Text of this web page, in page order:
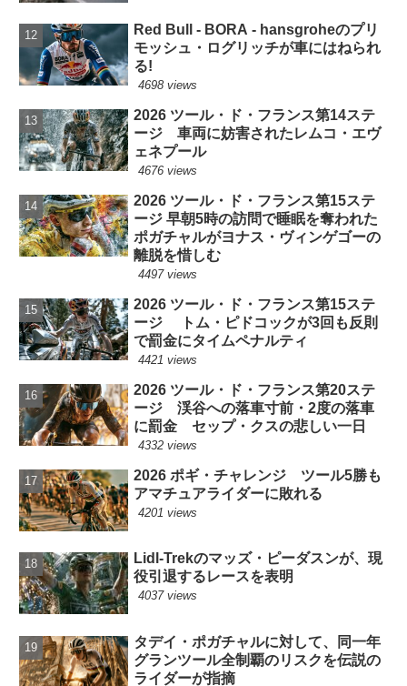
Red Bull - BORA - hansgroheのプリ
モッシュ・ログリッチが車にはねられ
る!
4698 views
2026 ツール・ド・フランス第14ステ
ージ 車両に妨害されたレムコ・エヴ
ェネプール
4676 views
2026 ツール・ド・フランス第15ステ
ージ 早朝5時の訪問で睡眠を奪われた
ポガチャルがヨナス・ヴィンゲゴーの
離脱を惜しむ
4497 views
2026 ツール・ド・フランス第15ステ
ージ トム・ピドコックが3回も反則
で罰金にタイムペナルティ
4421 views
2026 ツール・ド・フランス第20ステ
ージ 渓谷への落車寸前・2度の落車
に罰金 セップ・クスの悲しい一日
4332 views
2026 ポギ・チャレンジ ツール5勝も
アマチュアライダーに敗れる
4201 views
Lidl-Trekのマッズ・ピーダスンが、現
役引退するレースを表明
4037 views
タデイ・ポガチャルに対して、同一年
グランツール全制覇のリスクを伝説の
ライダーが指摘